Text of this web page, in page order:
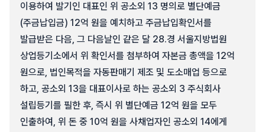
이용하여 발기인 대표인 위 공소외 13 명의로 별단예금
(주금납입금) 12억 원을 예치하고 주금납입확인서를
발급받은 다음, 그 다음날인 같은 달 28.경 서울지방법원
상업등기소에서 위 확인서를 첨부하여 자본금 총액을 12억
원으로, 법인목적을 자동판매기 제조 및 도소매업 등으로
하고, 공소외 13을 대표이사로 하는 공소외 3 주식회사
설립등기를 필한 후, 즉시 위 별단예금 12억 원을 모두
인출하여, 위 돈 중 10억 원을 사채업자인 공소외 14에게